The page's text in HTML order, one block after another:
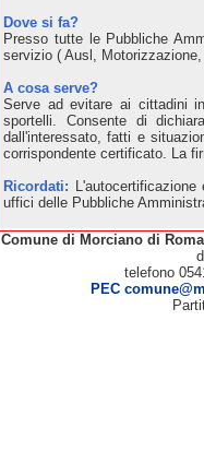
Dove si fa?
Presso tutte le Pubbliche
servizio ( Ausl,
A cosa serve?
Serve ad evitare ai cittadini
sportelli. Consente di
dall'interessato, fatti e
corrispondente certificato. La
Ricordati:
uffici delle Pubbliche
Comune di Morciano di
telefono
PEC